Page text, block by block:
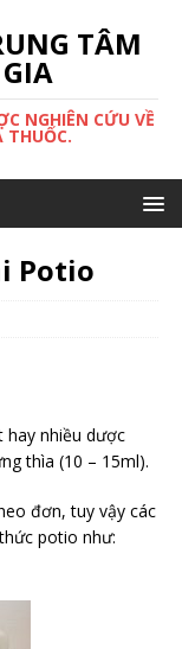
TÂM
NGHIÊN CỨU VỀ
THUỐC.
Potio
hay nhiều dược
thìa (10 – 15ml).
đơn, tuy vậy các
potio như: